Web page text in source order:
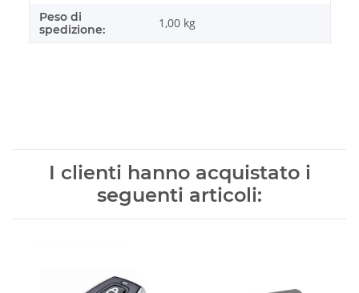
Peso di
spedizione:
1,00 kg
I clienti hanno acquistato i
seguenti articoli: